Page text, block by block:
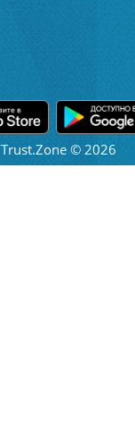
Trust.Zone © 2026